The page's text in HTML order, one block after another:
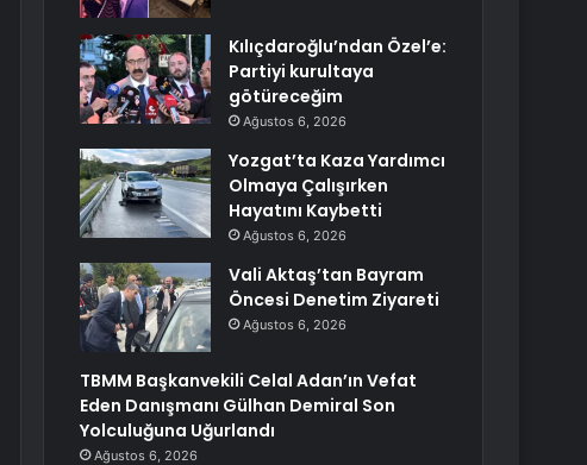
Kılıçdaroğlu’ndan Özel’e:
Partiyi kurultaya
götüreceğim
Ağustos 6, 2026
Yozgat’ta Kaza Yardımcı
Olmaya Çalışırken
Hayatını Kaybetti
Ağustos 6, 2026
Vali Aktaş’tan Bayram
Öncesi Denetim Ziyareti
Ağustos 6, 2026
TBMM Başkanvekili Celal Adan’ın Vefat
Eden Danışmanı Gülhan Demiral Son
Yolculuğuna Uğurlandı
Ağustos 6, 2026